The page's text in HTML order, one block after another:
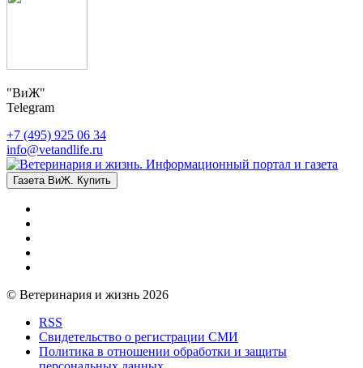
"ВиЖ"
Telegram
+7 (495) 925 06 34
info@vetandlife.ru
Газета ВиЖ. Купить
© Ветеринария и жизнь 2026
RSS
Свидетельство о регистрации СМИ
Политика в отношении обработки и защиты